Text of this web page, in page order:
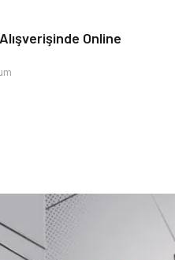
Online